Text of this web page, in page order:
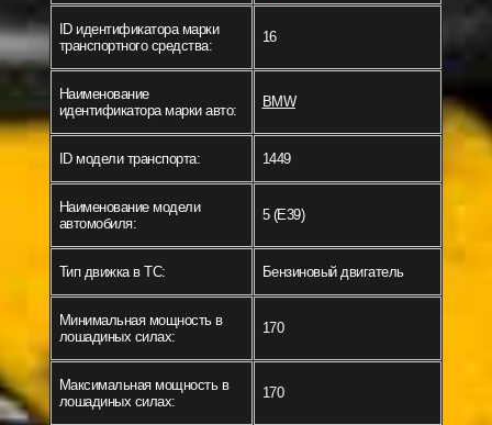
ID идентификатора марки
транспортного средства:
16
Наименование
идентификатора марки авто:
BMW
ID модели транспорта: 1449
Наименование модели
автомобиля:
5 (E39)
Тип движка в ТС: Бензиновый двигатель
Минимальная мощность в
лошадиных силах:
170
Максимальная мощность в
лошадиных силах:
170